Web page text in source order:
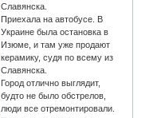
Славянска.
Приехала на автобусе. В
Украине была остановка в
Изюме, и там уже продают
керамику, судя по всему из
Славянска.
Город отлично выглядит,
будто не было обстрелов,
люди все отремонтировали.